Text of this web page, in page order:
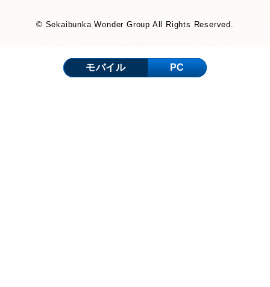
© Sekaibunka Wonder Group All Rights Reserved.
モバイル PC